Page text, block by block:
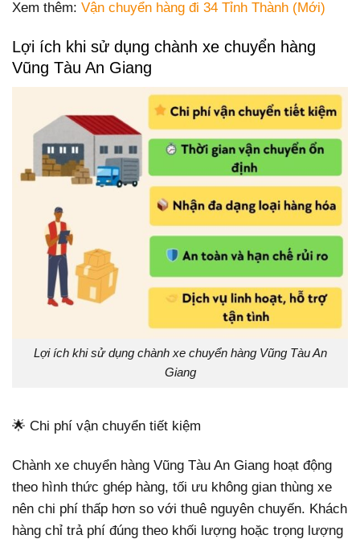
Xem thêm: Vận chuyển hàng đi 34 Tỉnh Thành (Mới)
Lợi ích khi sử dụng chành xe chuyển hàng
Vũng Tàu An Giang
Lợi ích khi sử dụng chành xe chuyển hàng Vũng Tàu An
Giang
🌟 Chi phí vận chuyển tiết kiệm
Chành xe chuyển hàng Vũng Tàu An Giang hoạt động
theo hình thức ghép hàng, tối ưu không gian thùng xe
nên chi phí thấp hơn so với thuê nguyên chuyến. Khách
hàng chỉ trả phí đúng theo khối lượng hoặc trọng lượng